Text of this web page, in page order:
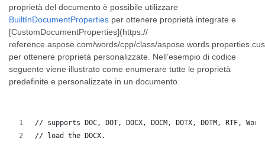
proprietà del documento è possibile utilizzare
BuiltInDocumentProperties per ottenere proprietà integrate e
[CustomDocumentProperties](https://
reference.aspose.com/words/cpp/class/
per ottenere proprietà personalizzate. Nell’esempio di codice
seguente viene illustrato come enumerare tutte le proprietà
predefinite e personalizzate in un documento.
// supports DOC, DOT, DOCX, DOCM, DOTX, DOTM, RTF,
// load the DOCX.